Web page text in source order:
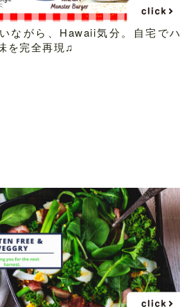
ながら、Hawaii気分。自宅でハ
を完全再現♫